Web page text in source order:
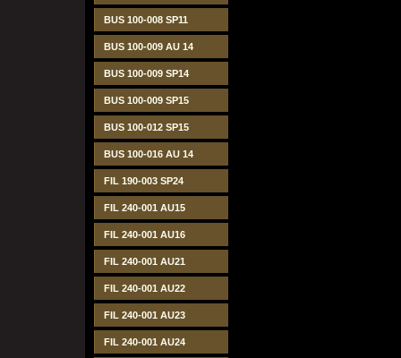
BUS 100-008 SP11
BUS 100-009 AU 14
BUS 100-009 SP14
BUS 100-009 SP15
BUS 100-012 SP15
BUS 100-016 AU 14
FIL 190-003 SP24
FIL 240-001 AU15
FIL 240-001 AU16
FIL 240-001 AU21
FIL 240-001 AU22
FIL 240-001 AU23
FIL 240-001 AU24